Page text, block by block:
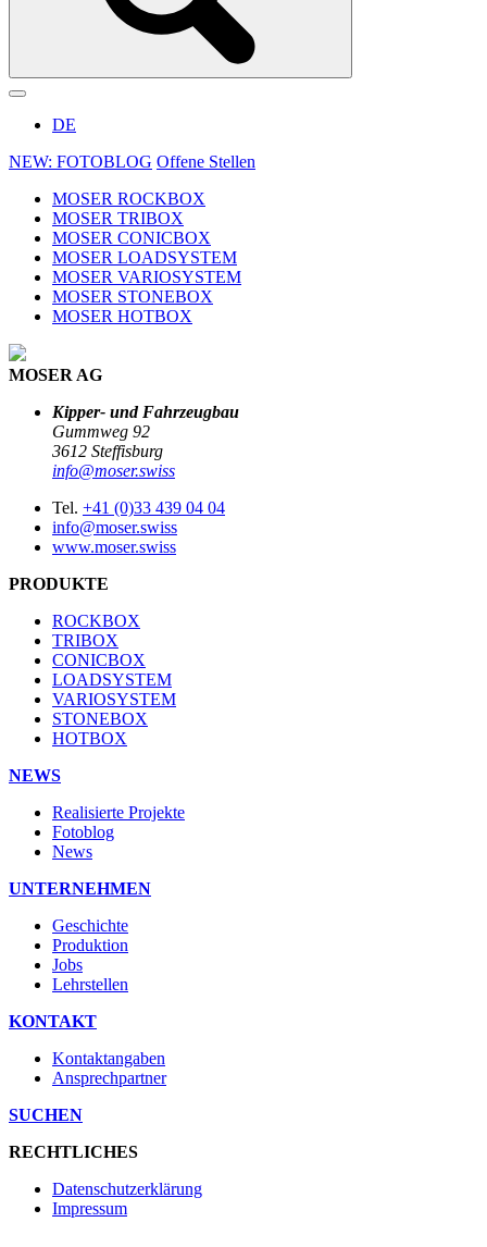
DE
NEW: FOTOBLOG Offene Stellen
MOSER ROCKBOX
MOSER TRIBOX
MOSER CONICBOX
MOSER LOADSYSTEM
MOSER VARIOSYSTEM
MOSER STONEBOX
MOSER HOTBOX
MOSER AG
Kipper- und Fahrzeugbau
Gummweg 92
3612 Steffisburg
info@moser.swiss
Tel. +41 (0)33 439 04 04
info@moser.swiss
www.moser.swiss
PRODUKTE
ROCKBOX
TRIBOX
CONICBOX
LOADSYSTEM
VARIOSYSTEM
STONEBOX
HOTBOX
NEWS
Realisierte Projekte
Fotoblog
News
UNTERNEHMEN
Geschichte
Produktion
Jobs
Lehrstellen
KONTAKT
Kontaktangaben
Ansprechpartner
SUCHEN
RECHTLICHES
Datenschutzerklärung
Impressum